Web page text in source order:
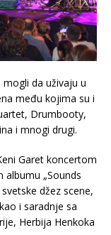
da uživaju u
među kojima su i
Drumbooty,
i mnogi drugi.
Garet koncertom
„Sounds
džez scene,
i saradnje sa
Herbija Henkoka